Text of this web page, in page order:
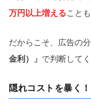
万円以上増えること
だからこそ、広告の
金利）」 で判断してく
隠れコストを暴く